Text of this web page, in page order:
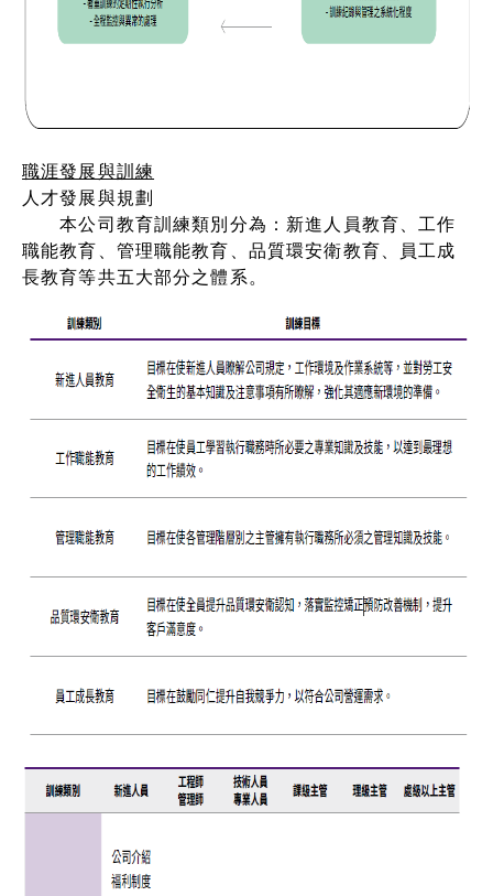
職涯發展與訓練
人才發展與規劃
本公司教育訓練類別分為：新進人員教育、工作
職能教育、管理職能教育、品質環安衛教育、員工成
長教育等共五大部分之體系。